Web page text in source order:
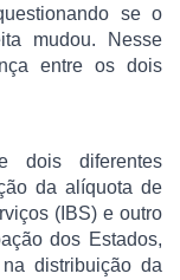
se o
mudou. Nesse
entre os dois
dois diferentes
da alíquota de
(IBS) e outro
dos Estados,
distribuição da